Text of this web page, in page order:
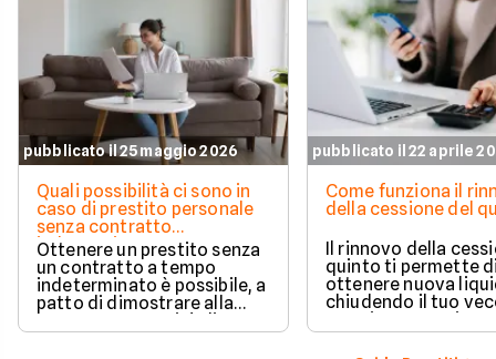
pubblicato il 25 maggio 2026
Quali possibilità ci sono in
caso di prestito personale
senza contratto
indeterminato
Ottenere un prestito senza
un contratto a tempo
indeterminato è possibile, a
patto di dimostrare alla
banca una capacità di
rimborso solida e costante.
pubblicato il 22 aprile
Come funziona il
della cessione del
Il rinnovo della
quinto ti permette
ottenere nuova
chiudendo il tuo
prestito per aprirne
vantaggioso.